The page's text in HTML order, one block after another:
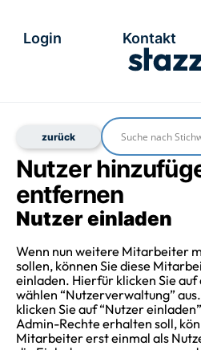
Login Kontakt
Nutzer
entfernen
Nutzer einladen
Wenn nun weitere Mitarbeiter
sollen, können Sie diese
einladen. Hierfür klicken Sie auf
wählen “Nutzerverwaltung”
klicken Sie auf “Nutzer
Admin-Rechte erhalten soll,
Mitarbeiter erst einmal als